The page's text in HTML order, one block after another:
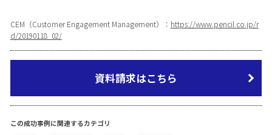
CEM（Customer Engagement Management）： https://www.pencil.co.jp/r
d/20190118_02/
資料請求はこちら
この成功事例に関連するカテゴリ